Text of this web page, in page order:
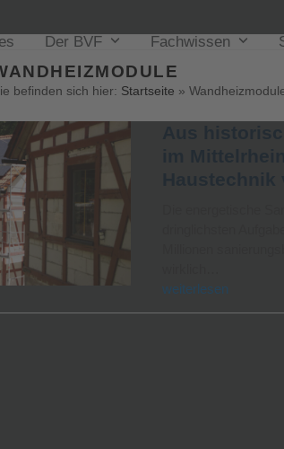
Der BVF Fachwissen
befinden sich hier: Startseite »
weiterlesen